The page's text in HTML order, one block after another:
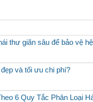
thư giãn sâu để bảo vệ
và tối ưu chi phí?
6 Quy Tắc Phân Loại